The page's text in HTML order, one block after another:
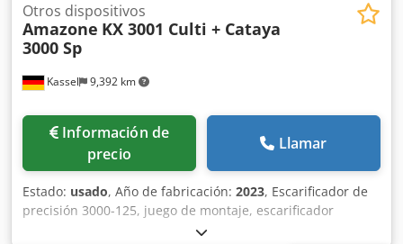
Kassel 9,392 km
Otros dispositivos
Amazone KX 3001 Culti + Cataya
3000 Sp
Información de
precio
Llamar
Estado: usado, Año de fabricación: 2023, Escarificador de
precisión 3000-125, juego de montaje, escarificador
ajustable. Marcador de surcos adicional / electrónico 3000